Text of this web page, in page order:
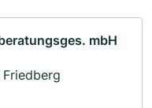
mbH
Friedberg